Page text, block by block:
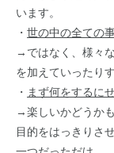
います。
・ 世の中の全ての
→ではなく、様々
を加えていったり
・ まず何をするに
→楽しいかどうか
目的をはっきりさ